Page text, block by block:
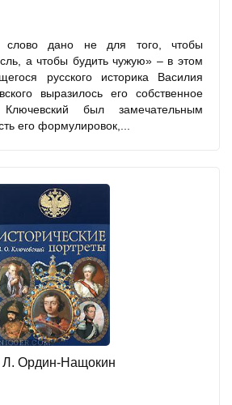
слово дано не для того, чтобы
а чтобы будить чужую» – в этом
русского историка Василия
выразилось его собственное
был замечательным
его формулировок,...
Л. Ордин-Нащокин